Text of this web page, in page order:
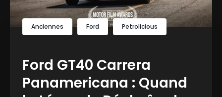
Anciennes Ford Petrolicious
Ford GT40 Carrera
Panamericana : Quand